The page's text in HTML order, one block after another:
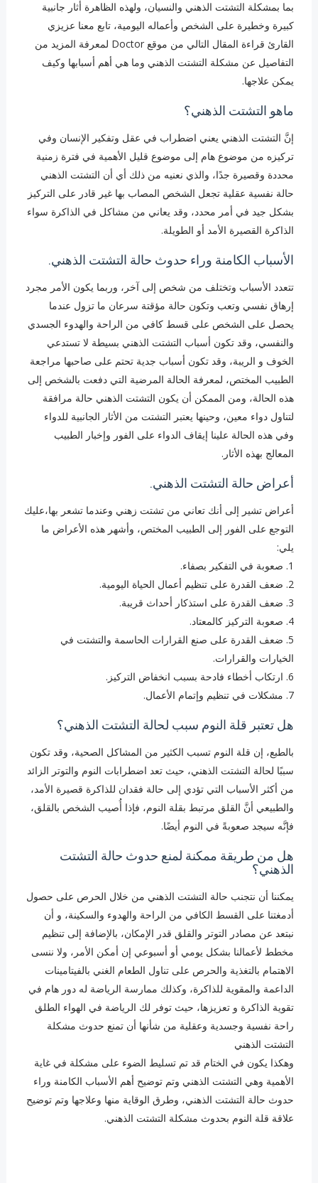
بما بمشكلة التشتت الذهني والنسيان، ولهذه الظاهرة أثار جانبية
كبيرة وخطيرة على الشخص وأعماله اليومية، تابع معنا عزيزي
القارئ قراءة المقال التالي من موقع Doctor لمعرفة المزيد من
التفاصيل عن مشكلة التشتت الذهني وما هي أهم أسبابها وكيف
يمكن علاجها.
ماهو التشتت الذهني؟
إنَّ التشتت الذهني يعني اضطراب في عقل وتفكير الإنسان وفي
تركيزه من موضوع هام إلى موضوع قليل الأهمية في فترة زمنية
محددة وقصيرة جدًا، والذي نعنيه من ذلك أي أن التشتت الذهني
حالة نفسية عقلية تجعل الشخص المصاب بها غير قادر على التركيز
بشكل جيد في أمر محدد، وقد يعاني من مشاكل في الذاكرة سواء
الذاكرة القصيرة الأمد أو الطويلة.
الأسباب الكامنة وراء حدوث حالة التشتت الذهني.
تتعدد الأسباب وتختلف من شخص إلى آخر، وربما يكون الأمر مجرد
إرهاق نفسي وتعب وتكون حالة مؤقتة سرعان ما تزول عندما
يحصل على الشخص على قسط كافي من الراحة والهدوء الجسدي
والنفسي، وقد تكون أسباب التشتت الذهني بسيطة لا تستدعي
الخوف و الريبة، وقد تكون أسباب جدية تحتم على صاحبها مراجعة
الطبيب المختص، لمعرفة الحالة المرضية التي دفعت بالشخص إلى
هذه الحالة، ومن الممكن أن يكون التشتت الذهني حالة مرافقة
لتناول دواء معين، وحينها يعتبر التشتت من الأثار الجانبية للدواء
وفي هذه الحالة علينا إيقاف الدواء على الفور وإخبار الطبيب
المعالج بهذه الأثار.
أعراض حالة التشتت الذهني.
أعراض تشير إلى أنك تعاني من تشتت زهني وعندما تشعر بها،عليك
التوجع على الفور إلى الطبيب المختص، وأشهر هذه الأعراض ما
يلي:
1. صعوبة في التفكير بصفاء.
2. ‏ضعف القدرة على تنظيم أعمال الحياة اليومية.
3. ‏ضعف القدرة على استذكار أحداث قريبة.
4. ‏صعوبة التركيز كالمعتاد.
5. ‏ضعف القدرة على صنع القرارات الحاسمة والتشتت في
الخيارات والقرارات.
6. ‏ارتكاب أخطاء فادحة بسبب انخفاض التركيز.
7. ‏مشكلات في تنظيم وإتمام الأعمال.
هل تعتبر قلة النوم سبب لحالة التشتت الذهني؟
بالطبع، إن قلة النوم تسبب الكثير من المشاكل الصحية، وقد تكون
سببًا لحالة التشتت الذهني، حيث تعد اضطرابات النوم والتوتر الزائد
من أكثر الأسباب التي تؤدي إلى حالة فقدان للذاكرة قصيرة الأمد،
والطبيعي أنَّ القلق مرتبط بقلة النوم، فإذا أُصيب الشخص بالقلق،
فإنَّه سيجد صعوبةً في النوم أيضًا.
هل من طريقة ممكنة لمنع حدوث حالة التشتت
الذهني؟
يمكننا أن نتجنب حالة التشتت الذهني من خلال الحرص على حصول
أدمغتنا على القسط الكافي من الراحة والهدوء والسكينة، و أن
نبتعد عن مصادر التوتر والقلق قدر الإمكان، بالإضافة إلى تنظيم
مخطط لأعمالنا بشكل يومي أو أسبوعي إن أمكن الأمر، ولا ننسى
الاهتمام بالتغذية والحرص على تناول الطعام الغني بالفيتامينات
الداعمة والمقوية للذاكرة، وكذلك ممارسة الرياضة له دور هام في
تقوية الذاكرة و تعزيزها، حيث توفر لك الرياضة في الهواء الطلق
راحة نفسية وجسدية وعقلية من شأنها أن تمنع حدوث مشكلة
التشتت الذهني
وهكذا يكون في الختام قد تم تسليط الضوء على مشكلة في غاية
الأهمية وهي التشتت الذهني وتم توضيح أهم الأسباب الكامنة وراء
حدوث حالة التشتت الذهني، وطرق الوقاية منها وعلاجها وتم توضيح
علاقة قلة النوم بحدوث مشكلة التشتت الذهني.